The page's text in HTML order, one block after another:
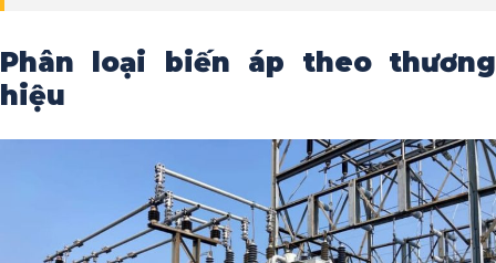
Phân loại biến áp theo thương
hiệu